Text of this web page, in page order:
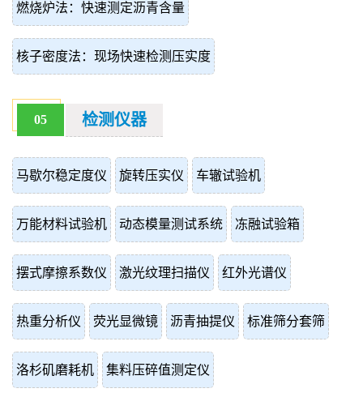
燃烧炉法：快速测定沥青含量
核子密度法：现场快速检测压实度
05 检测仪器
马歇尔稳定度仪 旋转压实仪 车辙试验机
万能材料试验机 动态模量测试系统 冻融试验箱
摆式摩擦系数仪 激光纹理扫描仪 红外光谱仪
热重分析仪 荧光显微镜 沥青抽提仪 标准筛分套筛
洛杉矶磨耗机 集料压碎值测定仪